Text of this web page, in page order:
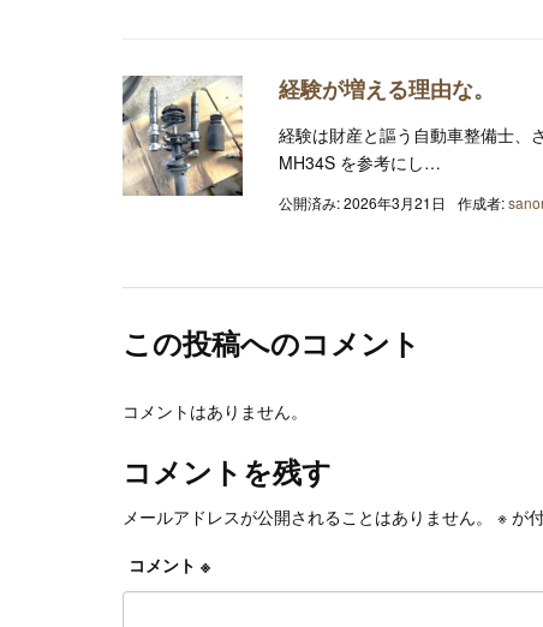
経験が増える理由な。
経験は財産と謳う自動車整備士
MH34S を参考にし…
公開済み: 2026年3月21日 作成者:
この投稿へのコメント
コメントはありません。
コメントを残す
メールアドレスが公開されることはありません。 ※ が
コメント ※